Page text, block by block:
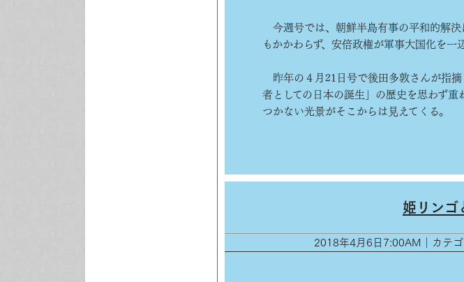
今週号では、朝鮮半島有事の平和的解決
もかかわらず、安倍政権が軍事大国化を一
昨年の４月21日号で後田多敦さんが指
者としての日本の誕生」の歴史を思わず
つかない光景がそこからは見えてくる。
姫リンゴ
2018年4月6日7:00AM｜カテ